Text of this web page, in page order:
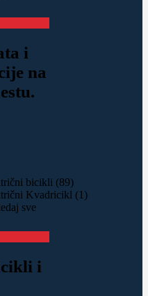
i
na
bicikli (89)
Kvadricikl (1)
sve
i